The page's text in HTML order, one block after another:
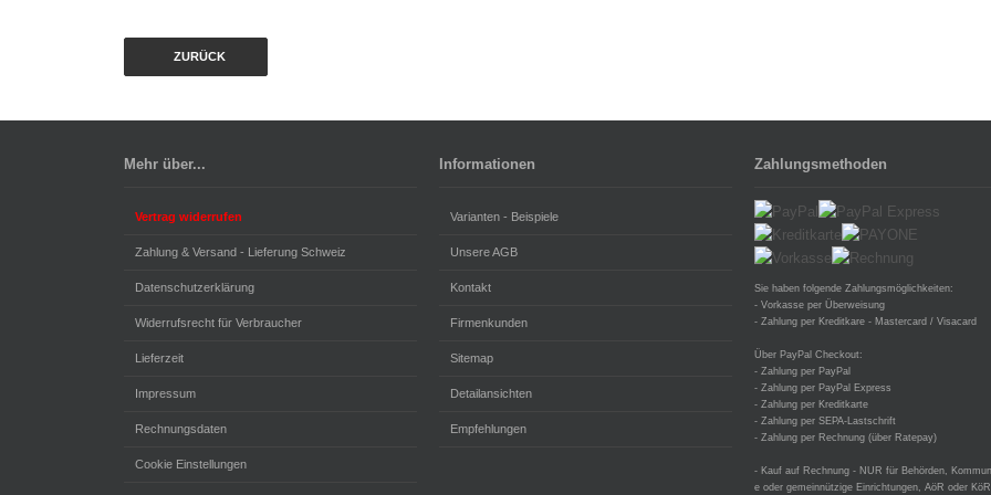
ZURÜCK
Mehr über...
Vertrag widerrufen
Zahlung & Versand - Lieferung Schweiz
Datenschutzerklärung
Widerrufsrecht für Verbraucher
Lieferzeit
Impressum
Rechnungsdaten
Cookie Einstellungen
Informationen
Varianten - Beispiele
Unsere AGB
Kontakt
Firmenkunden
Sitemap
Detailansichten
Empfehlungen
Zahlungsmethoden
Sie haben folgende Zahlungsmöglichkeiten:
- Vorkasse per Überweisung
- Zahlung per Kreditkare - Mastercard / Visacard
Über PayPal Checkout:
- Zahlung per PayPal
- Zahlung per PayPal Express
- Zahlung per Kreditkarte
- Zahlung per SEPA-Lastschrift
- Zahlung per Rechnung (über Ratepay)
- Kauf auf Rechnung - NUR für Behörden,
e oder gemeinnützige Einrichtungen, AöR oder KöR